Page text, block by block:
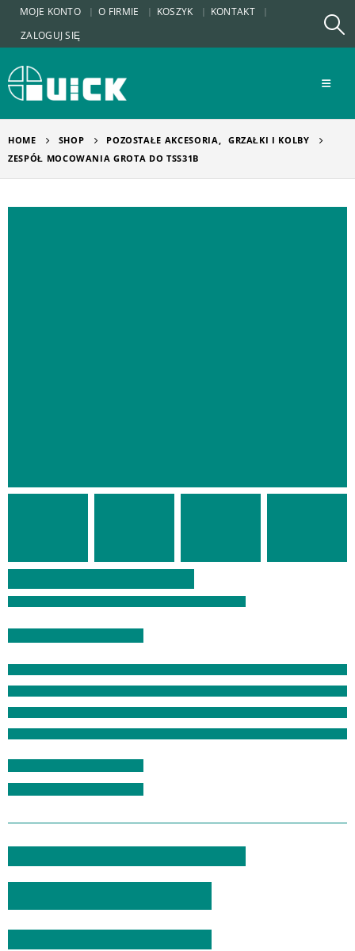
MOJE KONTO O FIRMIE KOSZYK
KONTAKT
ZALOGUJ SIĘ
HOME SHOP POZOSTAŁE AKCESORIA, GRZAŁKI I KOLBY
ZESPÓŁ MOCOWANIA GROTA DO TSS31B